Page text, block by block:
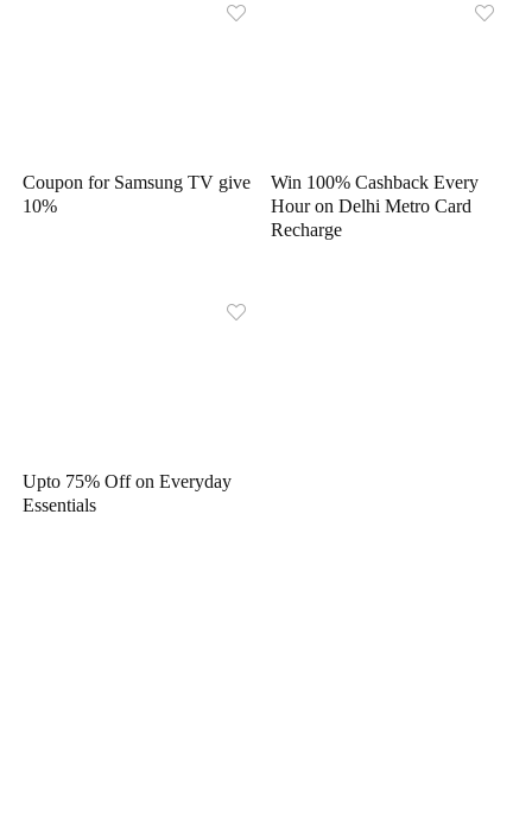
Coupon for Samsung TV give
10%
Win 100% Cashback Every
Hour on Delhi Metro Card
Recharge
Upto 75% Off on Everyday
Essentials